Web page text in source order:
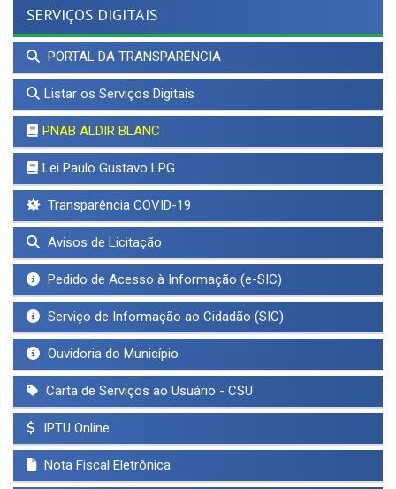
SERVIÇOS DIGITAIS
PORTAL DA TRANSPARÊNCIA
Listar os Serviços Digitais
PNAB ALDIR BLANC
Lei Paulo Gustavo LPG
Transparência COVID-19
Avisos de Licitação
Pedido de Acesso à Informação (e-SIC)
Serviço de Informação ao Cidadão (SIC)
Ouvidoria do Município
Carta de Serviços ao Usuário - CSU
IPTU Online
Nota Fiscal Eletrônica